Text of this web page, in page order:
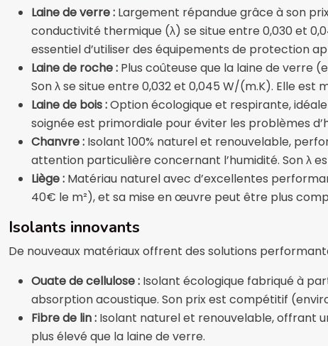
Laine de verre : Largement répandue grâce à son
conductivité thermique (λ) se situe entre 0,030 et
essentiel d’utiliser des équipements de protection
Laine de roche : Plus coûteuse que la laine de verre
Son λ se situe entre 0,032 et 0,045 W/(m.K). Elle est
Laine de bois :Option écologique et respirante,
soignée est primordiale pour éviter les problèmes
Chanvre : Isolant 100% naturel et renouvelable,
attention particulière concernant l’humidité. Son λ
Liège : Matériau naturel avec d’excellentes
40€ le m²), et sa mise en œuvre peut être plus
Isolants innovants
De nouveaux matériaux offrent des solutions
Ouate de cellulose : Isolant écologique fabriqué à
absorption acoustique. Son prix est compétitif
Fibre de lin : Isolant naturel et renouvelable, offrant
plus élevé que la laine de verre.